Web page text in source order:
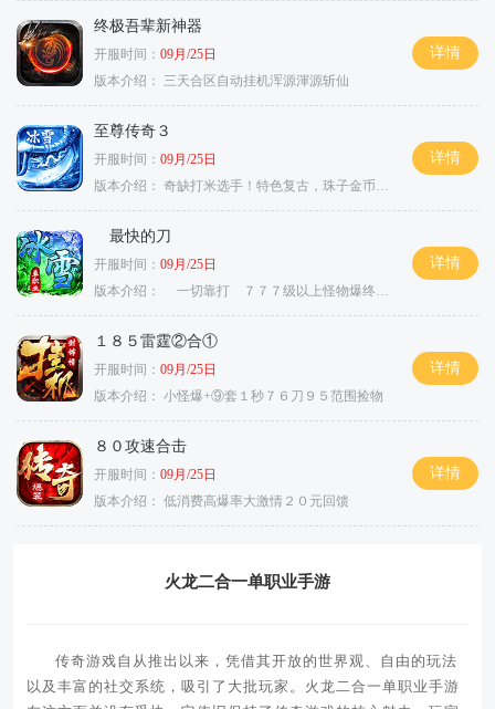
终极吾辈新神器
开服时间： 09月/25日
版本介绍：
三天合区自动挂机浑源渾源斩仙
详情
至尊传奇３
开服时间： 09月/25日
版本介绍： 奇缺打米选手！特色复古，珠子金币释放珠子
详情
最快的刀
开服时间： 09月/25日
版本介绍：
一切靠打 ７７７级以上怪物爆终极
详情
１８５雷霆②合①
开服时间： 09月/25日
版本介绍： 小怪爆+⑨套１秒７６刀９５范围捡物
详情
８０攻速合击
开服时间： 09月/25日
版本介绍： 低消费高爆率大激情２０元回馈
详情
火龙二合一单职业手游
传奇游戏自从推出以来，凭借其开放的世界观、自由的玩法
以及丰富的社交系统，吸引了大批玩家。火龙二合一单职业手游